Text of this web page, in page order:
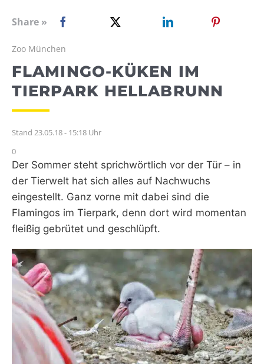
WEBRADIO
Share »
Zoo München
FLAMINGO-KÜKEN IM
TIERPARK HELLABRUNN
Stand 23.05.18 - 15:18 Uhr
0
Der Sommer steht sprichwörtlich vor der Tür – in
der Tierwelt hat sich alles auf Nachwuchs
eingestellt. Ganz vorne mit dabei sind die
Flamingos im Tierpark, denn dort wird momentan
fleißig gebrütet und geschlüpft.